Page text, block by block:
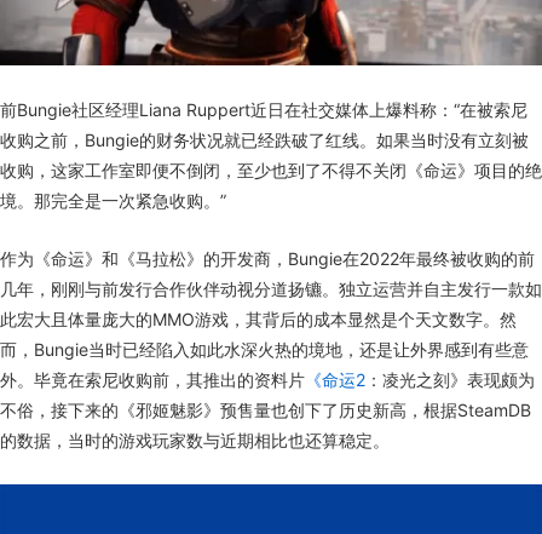
前Bungie社区经理Liana Ruppert近日在社交媒体上爆料称：“在被索尼
收购之前，Bungie的财务状况就已经跌破了红线。如果当时没有立刻被
收购，这家工作室即便不倒闭，至少也到了不得不关闭《命运》项目的绝
境。那完全是一次紧急收购。”
作为《命运》和《马拉松》的开发商，Bungie在2022年最终被收购的前
几年，刚刚与前发行合作伙伴动视分道扬镳。独立运营并自主发行一款如
此宏大且体量庞大的MMO游戏，其背后的成本显然是个天文数字。然
而，Bungie当时已经陷入如此水深火热的境地，还是让外界感到有些意
外。毕竟在索尼收购前，其推出的资料片 《命运2 ：凌光之刻》表现颇为
不俗，接下来的《邪姬魅影》预售量也创下了历史新高，根据SteamDB
的数据，当时的游戏玩家数与近期相比也还算稳定。